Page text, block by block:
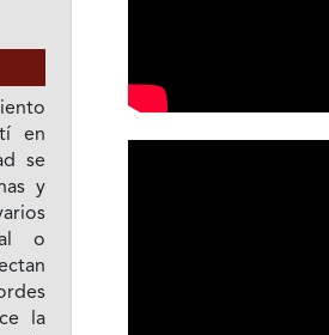
en
se
y
o
la